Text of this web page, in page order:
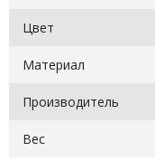
Цвет
Материал
Производитель
Вес